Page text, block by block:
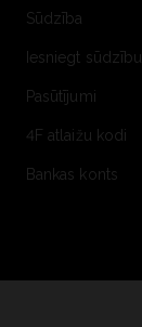
Sūdzība
Iesniegt sūdzību
Pasūtījumi
4F atlaižu kodi
Bankas konts